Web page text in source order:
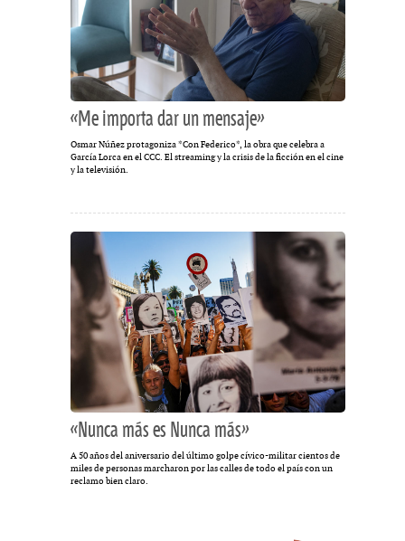
«Me importa dar un mensaje»
Osmar Núñez protagoniza *Con Federico*, la obra que celebra a
García Lorca en el CCC. El streaming y la crisis de la ficción en el cine
y la televisión.
«Nunca más es Nunca más»
A 50 años del aniversario del último golpe cívico-militar cientos de
miles de personas marcharon por las calles de todo el país con un
reclamo bien claro.